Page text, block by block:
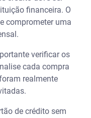
financeira. O
comprometer uma
verificar os
cada compra
realmente
de crédito sem